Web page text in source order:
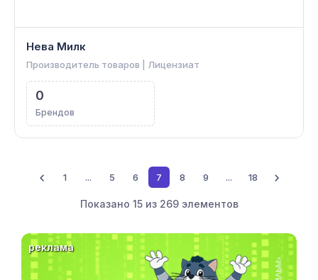
Нева Милк
Производитель товаров | Лицензиат
0
Брендов
Показано 15из 269элементов
1 ... 5 6 7 8 9 ... 18
реклама